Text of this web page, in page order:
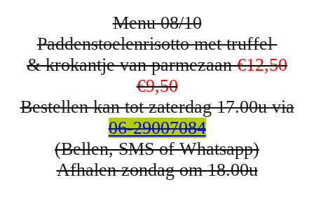
Menu 08/10
Paddenstoelenrisotto met truffel
&krokantjevanparmezaan€12,50
€9,50
Bestellen kan tot zaterdag 17.00u via
06-29007084
(Bellen, SMS of Whatsapp)
Afhalen zondag om 18.00u